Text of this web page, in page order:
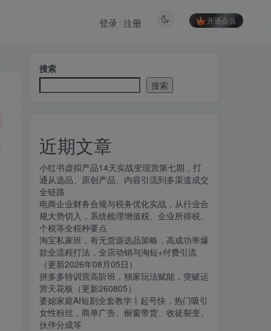
开通会员
登录 注册
搜索
搜索
近期文章
小红书虚拟产品14天实战变现营第七期，打
通从选品、原创产品、内容引流到多渠道成交
全链路
电商企业财务合规与税务优化实战，从行业合
规大势切入，系统梳理增值税、企业所得税、
个税等全税种要点
淘宝私家班，有无货源选品策略，高成功率爆
款全流程打法，全店动销与淘短+付费引流
（更新2026年08月05日）
拼多多特训营高阶班，独家玩法赋能，突破运
营天花板（更新260805）
婆媳家庭AI短剧全套教学丨起号快，热门吸引
女性粉丝，商单广告、橱窗带货、收徒裂变、
伙伴分成等